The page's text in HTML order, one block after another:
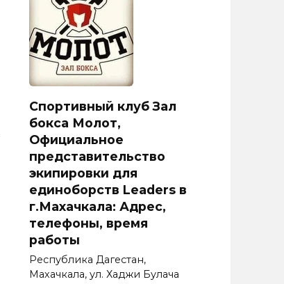
Спортивный клуб Зал
бокса Молот,
Официальное
представительство
экипировки для
единоборств Leaders в
г.Махачкала: Адрес,
телефоны, время
работы
Республика Дагестан,
Махачкала, ул. Хаджи Булача